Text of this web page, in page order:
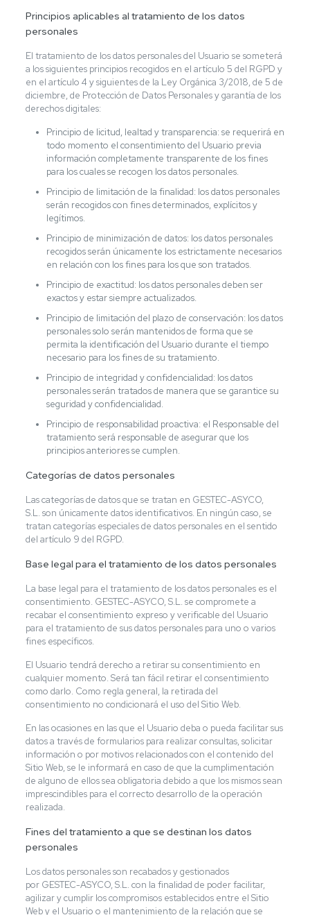
Principios aplicables al tratamiento de los datos
personales
El tratamiento de los datos personales del Usuario se someterá
a los siguientes principios recogidos en el artículo 5 del RGPD y
en el artículo 4 y siguientes de la Ley Orgánica 3/2018, de 5 de
diciembre, de Protección de Datos Personales y garantía de los
derechos digitales:
Principio de licitud, lealtad y transparencia: se requerirá en
todo momento el consentimiento del Usuario previa
información completamente transparente de los fines
para los cuales se recogen los datos personales.
Principio de limitación de la finalidad: los datos personales
serán recogidos con fines determinados, explícitos y
legítimos.
Principio de minimización de datos: los datos personales
recogidos serán únicamente los estrictamente necesarios
en relación con los fines para los que son tratados.
Principio de exactitud: los datos personales deben ser
exactos y estar siempre actualizados.
Principio de limitación del plazo de conservación: los datos
personales solo serán mantenidos de forma que se
permita la identificación del Usuario durante el tiempo
necesario para los fines de su tratamiento.
Principio de integridad y confidencialidad: los datos
personales serán tratados de manera que se garantice su
seguridad y confidencialidad.
Principio de responsabilidad proactiva: el Responsable del
tratamiento será responsable de asegurar que los
principios anteriores se cumplen.
Categorías de datos personales
Las categorías de datos que se tratan en GESTEC-ASYCO,
S.L. son únicamente datos identificativos. En ningún caso, se
tratan categorías especiales de datos personales en el sentido
del artículo 9 del RGPD.
Base legal para el tratamiento de los datos personales
La base legal para el tratamiento de los datos personales es el
consentimiento. GESTEC-ASYCO, S.L. se compromete a
recabar el consentimiento expreso y verificable del Usuario
para el tratamiento de sus datos personales para uno o varios
fines específicos.
El Usuario tendrá derecho a retirar su consentimiento en
cualquier momento. Será tan fácil retirar el consentimiento
como darlo. Como regla general, la retirada del
consentimiento no condicionará el uso del Sitio Web.
En las ocasiones en las que el Usuario deba o pueda facilitar sus
datos a través de formularios para realizar consultas, solicitar
información o por motivos relacionados con el contenido del
Sitio Web, se le informará en caso de que la cumplimentación
de alguno de ellos sea obligatoria debido a que los mismos sean
imprescindibles para el correcto desarrollo de la operación
realizada.
Fines del tratamiento a que se destinan los datos
personales
Los datos personales son recabados y gestionados
por GESTEC-ASYCO, S.L. con la finalidad de poder facilitar,
agilizar y cumplir los compromisos establecidos entre el Sitio
Web y el Usuario o el mantenimiento de la relación que se